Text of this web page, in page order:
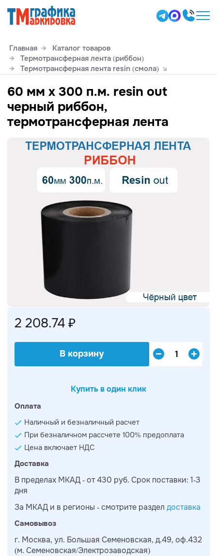
Главная
Каталог товаров
Термотрансферная лента (риббон)
Термотрансферная лента resin (смола)
60 мм х 300 п.м. resin out
черный риббон,
термотрансферная лента
2 208.74 ₽
В корзину
Купить в один клик
Оплата
Наличный и безналичный расчет
При безналичном рассчете 100% предоплата
Цена включает НДС
Доставка
В пределах МКАД - от 430 руб. Срок поставки: 1-3
дня
За МКАД и в регионы - смотрите раздел доставка
Самовывоз
г. Москва, ул. Большая Семеновская, д.49, оф.432
(м. Семеновская/Электрозаводская)